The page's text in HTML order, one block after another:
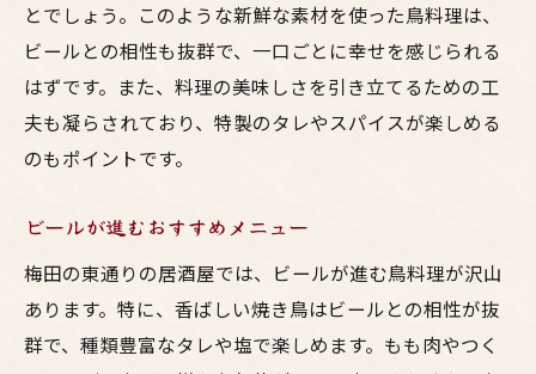
とでしょう。このような新鮮な素材を使った鳥料理は、
ビールとの相性も抜群で、一口ごとに幸せを感じられる
はずです。また、料理の美味しさを引き立てるための工
夫も凝らされており、特製のタレやスパイスが楽しめる
のもポイントです。
ビールが進むおすすめメニュー
梅田の東通りの居酒屋では、ビールが進む鳥料理が沢山
あります。特に、香ばしい焼き鳥はビールとの相性が抜
群で、種類豊富なタレや塩で楽しめます。もも肉やつく